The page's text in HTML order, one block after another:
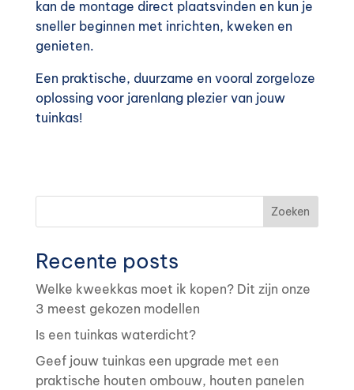
kan de montage direct plaatsvinden en kun je
sneller beginnen met inrichten, kweken en
genieten.
Een praktische, duurzame en vooral zorgeloze
oplossing voor jarenlang plezier van jouw
tuinkas!
Zoeken
Recente posts
Welke kweekkas moet ik kopen? Dit zijn onze
3 meest gekozen modellen
Is een tuinkas waterdicht?
Geef jouw tuinkas een upgrade met een
praktische houten ombouw, houten panelen